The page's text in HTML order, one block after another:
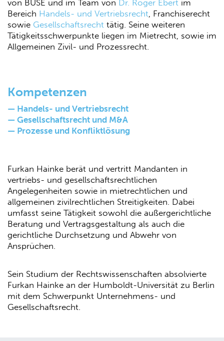
von BUSE und im Team von Dr. Roger Ebert im
Bereich Handels- und Vertriebsrecht, Franchiserecht
sowie Gesellschaftsrecht tätig. Seine weiteren
Tätigkeitsschwerpunkte liegen im Mietrecht, sowie im
Allgemeinen Zivil- und Prozessrecht.
Kompetenzen
— Handels- und Vertriebsrecht
— Gesellschaftsrecht und M&A
— Prozesse und Konfliktlösung
Furkan Hainke berät und vertritt Mandanten in
vertriebs- und gesellschaftsrechtlichen
Angelegenheiten sowie in mietrechtlichen und
allgemeinen zivilrechtlichen Streitigkeiten. Dabei
umfasst seine Tätigkeit sowohl die außergerichtliche
Beratung und Vertragsgestaltung als auch die
gerichtliche Durchsetzung und Abwehr von
Ansprüchen.
Sein Studium der Rechtswissenschaften absolvierte
Furkan Hainke an der Humboldt-Universität zu Berlin
mit dem Schwerpunkt Unternehmens- und
Gesellschaftsrecht.